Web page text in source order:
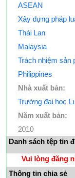
ASEAN
Xây dựng pháp
Thái Lan
Malaysia
Trách nhiệm sản
Philippines
Nhà xuất bản:
Trường đại học
Năm xuất bản:
2010
Danh sách tệp tin
Vui lòng đăng
Thông tin chia sẻ